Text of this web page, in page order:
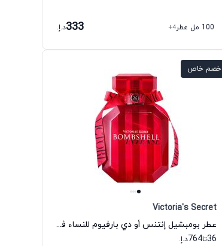
100 مل عطر +4
333د.إ.
خصم خاص
Victoria's Secret
عطر بومبشيل إنتنس أو دي بارفيوم للنساء فيكتوريا سيكريت
36تا764د.إ.